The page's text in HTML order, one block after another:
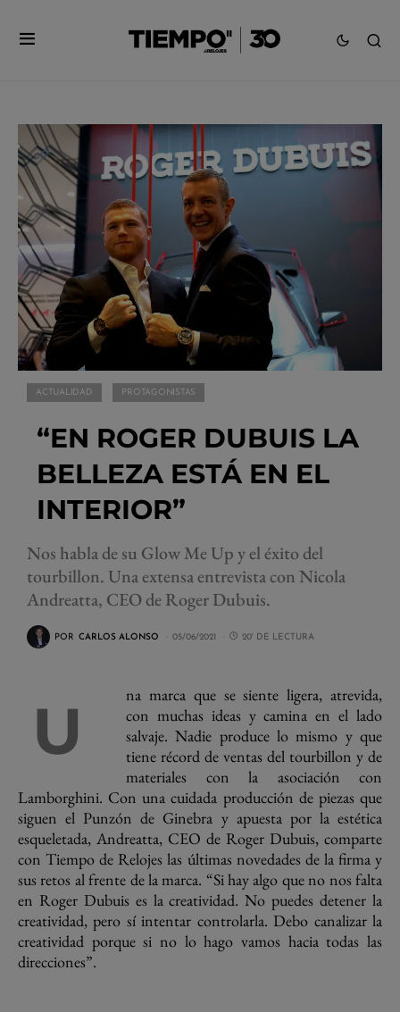
ACTUALIDAD PROTAGONISTAS
“EN ROGER DUBUIS LA
BELLEZA ESTÁ EN EL
INTERIOR”
Nos habla de su Glow Me Up y el éxito del
tourbillon. Una extensa entrevista con Nicola
Andreatta, CEO de Roger Dubuis.
POR CARLOS ALONSO 05/06/2021 20' DE LECTURA
U
na marca que se siente ligera, atrevida,
con muchas ideas y camina en el lado
salvaje. Nadie produce lo mismo y que
tiene récord de ventas del tourbillon y de
materiales con la asociación con
Lamborghini. Con una cuidada producción de piezas que
siguen el Punzón de Ginebra y apuesta por la estética
esqueletada, Andreatta, CEO de Roger Dubuis, comparte
con Tiempo de Relojes las últimas novedades de la firma y
sus retos al frente de la marca. “Si hay algo que no nos falta
en Roger Dubuis es la creatividad. No puedes detener la
creatividad, pero sí intentar controlarla. Debo canalizar la
creatividad porque si no lo hago vamos hacia todas las
direcciones”.